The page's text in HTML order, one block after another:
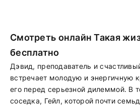
Смотреть онлайн Такая
бесплатно
Дэвид, преподаватель и
встречает молодую и энергичную
его перед серьезной дилеммой. В
соседка, Гейл, которой почти